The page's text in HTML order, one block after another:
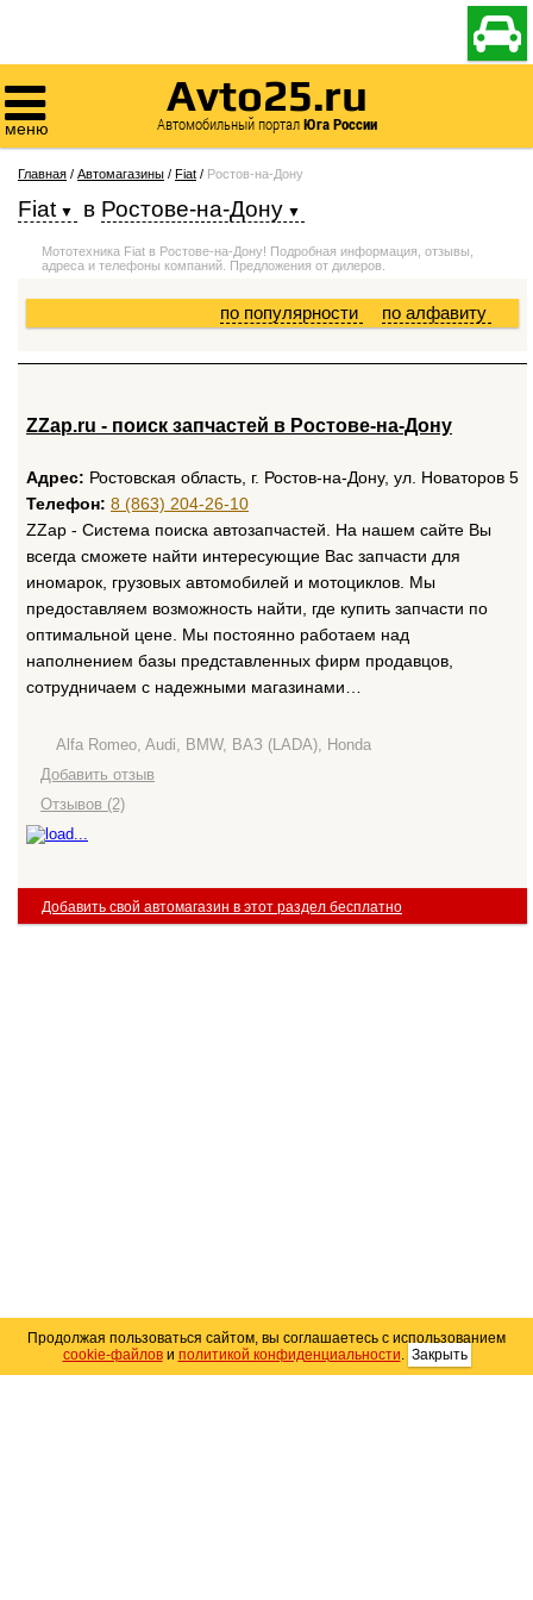


меню
Avto25.ru
Автомобильный порталЮга России
Главная / Автомагазины / Fiat / Ростов-на-Дону
Fiat в Ростове-на-Дону
Мототехника Fiat в Ростове-на-Дону! Подробная информация, отзывы,
адреса и телефоны компаний. Предложения от дилеров.
по алфавиту
по популярности
ZZap.ru - поиск запчастей в Ростове-на-Дону
Адрес: Ростовская область, г. Ростов-на-Дону, ул. Новаторов 5
Телефон: 8 (863) 204-26-10
ZZap - Система поиска автозапчастей. На нашем сайте Вы
всегда сможете найти интересующие Вас запчасти для
иномарок, грузовых автомобилей и мотоциклов. Мы
предоставляем возможность найти, где купить запчасти по
оптимальной цене. Мы постоянно работаем над
наполнением базы представленных фирм продавцов,
сотрудничаем с надежными магазинами…
Alfa Romeo, Audi, BMW, ВАЗ (LADA), Honda
Добавить отзыв
Отзывов (2)
Добавить свой автомагазин в этот раздел бесплатно
Продолжая пользоваться сайтом, вы соглашаетесь с использованием
cookie-файлови политикой конфиденциальности. Закрыть